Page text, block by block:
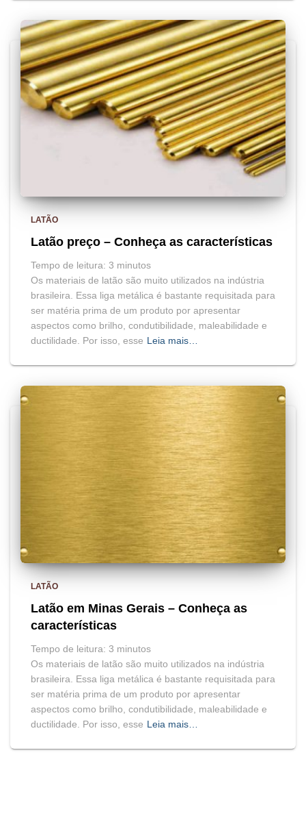
LATÃO
Latão preço – Conheça as características
Tempo de leitura: 3 minutos
Os materiais de latão são muito utilizados na indústria
brasileira. Essa liga metálica é bastante requisitada para
ser matéria prima de um produto por apresentar
aspectos como brilho, condutibilidade, maleabilidade e
ductilidade. Por isso, esse Leia mais…
LATÃO
Latão em Minas Gerais – Conheça as
características
Tempo de leitura: 3 minutos
Os materiais de latão são muito utilizados na indústria
brasileira. Essa liga metálica é bastante requisitada para
ser matéria prima de um produto por apresentar
aspectos como brilho, condutibilidade, maleabilidade e
ductilidade. Por isso, esse Leia mais…